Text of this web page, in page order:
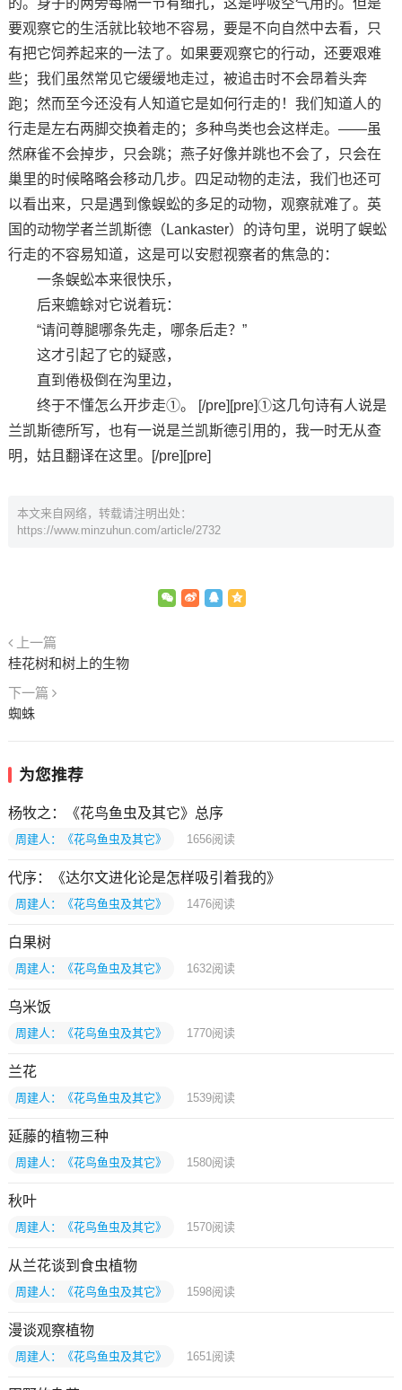
的。身子的两旁每隔一节有细孔，这是呼吸空气用的。但是
要观察它的生活就比较地不容易，要是不向自然中去看，只
有把它饲养起来的一法了。如果要观察它的行动，还要艰难
些；我们虽然常见它缓缓地走过，被追击时不会昂着头奔
跑；然而至今还没有人知道它是如何行走的！我们知道人的
行走是左右两脚交换着走的；多种鸟类也会这样走。——虽
然麻雀不会掉步，只会跳；燕子好像并跳也不会了，只会在
巢里的时候略略会移动几步。四足动物的走法，我们也还可
以看出来，只是遇到像蜈蚣的多足的动物，观察就难了。英
国的动物学者兰凯斯德（Lankaster）的诗句里，说明了蜈蚣
行走的不容易知道，这是可以安慰视察者的焦急的：
一条蜈蚣本来很快乐，
后来蟾蜍对它说着玩：
“请问尊腿哪条先走，哪条后走？”
这才引起了它的疑惑，
直到倦极倒在沟里边，
终于不懂怎么开步走①。 [/pre][pre]①这几句诗有人说是
兰凯斯德所写，也有一说是兰凯斯德引用的，我一时无从查
明，姑且翻译在这里。[/pre][pre]
本文来自网络，转载请注明出处：
https://www.minzuhun.com/article/2732
上一篇
桂花树和树上的生物
下一篇
蜘蛛
为您推荐
杨牧之：《花鸟鱼虫及其它》总序
周建人：《花鸟鱼虫及其它》 1656阅读
代序：《达尔文进化论是怎样吸引着我的》
周建人：《花鸟鱼虫及其它》 1476阅读
白果树
周建人：《花鸟鱼虫及其它》 1632阅读
乌米饭
周建人：《花鸟鱼虫及其它》 1770阅读
兰花
周建人：《花鸟鱼虫及其它》 1539阅读
延藤的植物三种
周建人：《花鸟鱼虫及其它》 1580阅读
秋叶
周建人：《花鸟鱼虫及其它》 1570阅读
从兰花谈到食虫植物
周建人：《花鸟鱼虫及其它》 1598阅读
漫谈观察植物
周建人：《花鸟鱼虫及其它》 1651 阅读